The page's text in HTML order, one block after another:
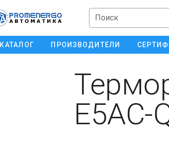
Поиск
КАТАЛОГ ПРОИЗВОДИТЕЛИ
E5AC-